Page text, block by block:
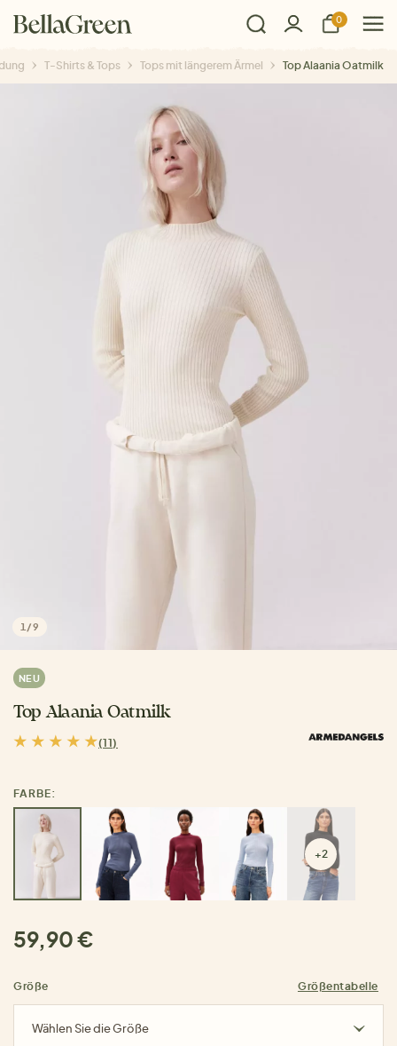
0
T-Shirts & Tops Tops mit längerem Ärmel Top Alaania Oatmilk
1 /9
NEU
Top Alaania Oatmilk
(11)
FARBE:
+2
59,90 €
Größe Größentabelle
Wählen Sie die Größe